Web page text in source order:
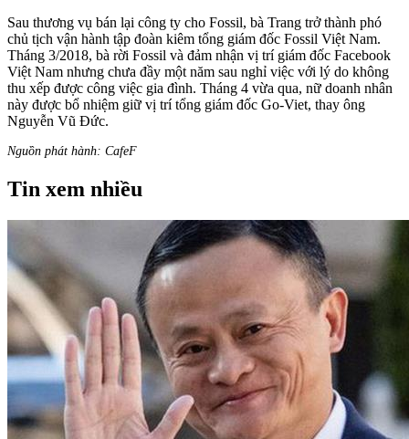
Sau thương vụ bán lại công ty cho Fossil, bà Trang trở thành phó
chủ tịch vận hành tập đoàn kiêm tổng giám đốc Fossil Việt Nam.
Tháng 3/2018, bà rời Fossil và đảm nhận vị trí giám đốc Facebook
Việt Nam nhưng chưa đầy một năm sau nghỉ việc với lý do không
thu xếp được công việc gia đình. Tháng 4 vừa qua, nữ doanh nhân
này được bổ nhiệm giữ vị trí tổng giám đốc Go-Viet, thay ông
Nguyễn Vũ Đức.
Nguồn phát hành: CafeF
Tin xem nhiều